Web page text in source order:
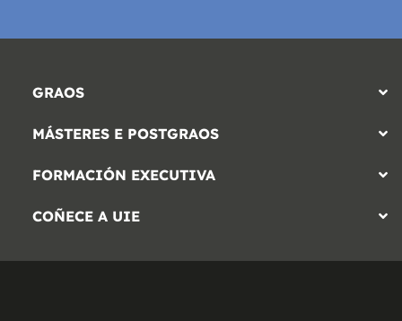
GRAOS
MÁSTERES E POSTGRAOS
FORMACIÓN EXECUTIVA
COÑECE A UIE